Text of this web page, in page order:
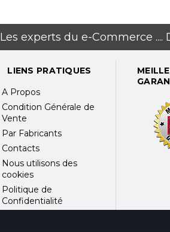
Les experts du e-Commerce ....
LIENS PRATIQUES
A Propos
Condition Générale de
Vente
Par Fabricants
Contacts
Nous utilisons des
cookies
Politique de
Confidentialité